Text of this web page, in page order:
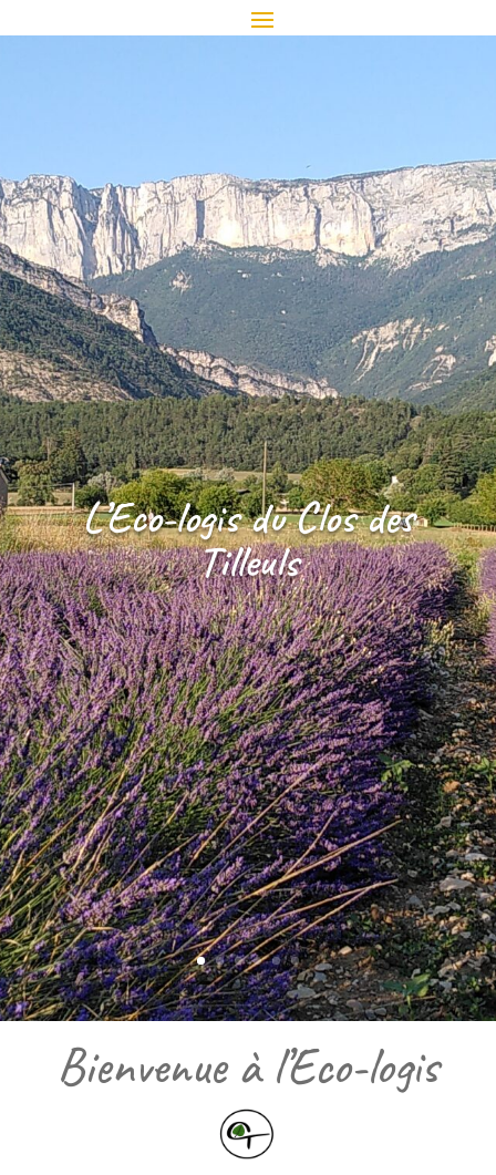
L’Eco-logis du Clos des
Tilleuls
Bienvenue à l’Eco-logis